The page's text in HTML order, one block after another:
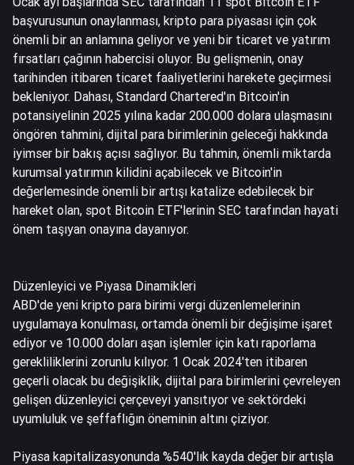
başvurusunun onaylanması, kripto para piyasası için çok
önemli bir an anlamına geliyor ve yeni bir ticaret ve yatırım
fırsatları çağının habercisi oluyor. Bu gelişmenin, onay
tarihinden itibaren ticaret faaliyetlerini harekete geçirmesi
bekleniyor. Dahası, Standard Chartered'ın Bitcoin'in
potansiyelinin 2025 yılına kadar 200.000 dolara ulaşmasını
öngören tahmini, dijital para birimlerinin geleceği hakkında
iyimser bir bakış açısı sağlıyor. Bu tahmin, önemli miktarda
kurumsal yatırımın kilidini açabilecek ve Bitcoin'in
değerlemesinde önemli bir artışı katalize edebilecek bir
hareket olan, spot Bitcoin ETF'lerinin SEC tarafından hayati
önem taşıyan onayına dayanıyor.
Düzenleyici ve Piyasa Dinamikleri
ABD'de yeni kripto para birimi vergi düzenlemelerinin
uygulamaya konulması, ortamda önemli bir değişime işaret
ediyor ve 10.000 doları aşan işlemler için katı raporlama
gerekliliklerini zorunlu kılıyor. 1 Ocak 2024'ten itibaren
geçerli olacak bu değişiklik, dijital para birimlerini çevreleyen
gelişen düzenleyici çerçeveyi yansıtıyor ve sektördeki
uyumluluk ve şeffaflığın öneminin altını çiziyor.
Piyasa kapitalizasyonunda %540'lık kayda değer bir artışla